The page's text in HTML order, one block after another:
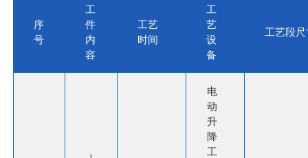
序
号
工
件
内
容
工艺
时间
工
艺
设
备
工艺段
电
动
升
降
工